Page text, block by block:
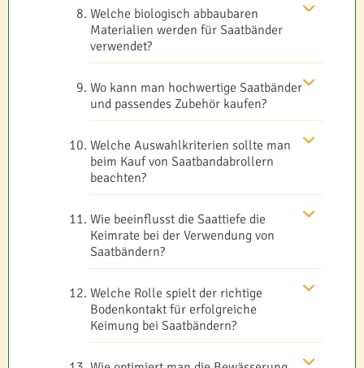
Welche biologisch abbaubaren
Materialien werden für Saatbänder
verwendet?
Wo kann man hochwertige Saatbänder
und passendes Zubehör kaufen?
Welche Auswahlkriterien sollte man
beim Kauf von Saatbandabrollern
beachten?
Wie beeinflusst die Saattiefe die
Keimrate bei der Verwendung von
Saatbändern?
Welche Rolle spielt der richtige
Bodenkontakt für erfolgreiche
Keimung bei Saatbändern?